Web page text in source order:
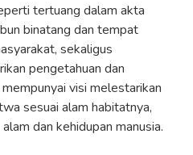
tertuang dalam akta
binatang dan tempat
sekaligus
pengetahuan dan
visi melestarikan
sesuai alam habitatnya,
dan kehidupan manusia.